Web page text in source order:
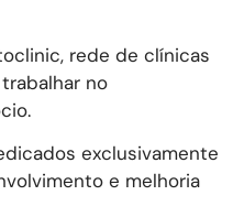
rede de clínicas
no
exclusivamente
e melhoria